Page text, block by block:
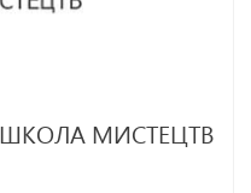
МИСТЕЦТВ